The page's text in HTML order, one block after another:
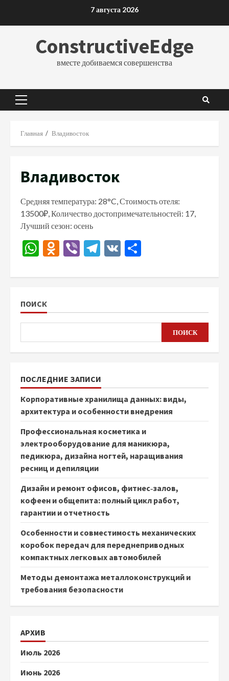
7 августа 2026
ConstructiveEdge
вместе добиваемся совершенства
Основное
Главная Владивосток
Владивосток
Средняя температура: 28°C, Стоимость отеля:
13500₽, Количество достопримечательностей: 17,
Лучший сезон: осень
WhatsApp
Odnoklassniki
ViberTelegram
VK
ПОИСК
ПОИСК
ПОСЛЕДНИЕ ЗАПИСИ
Корпоративные хранилища данных: виды,
архитектура и особенности внедрения
Профессиональная косметика и
электрооборудование для маникюра,
педикюра, дизайна ногтей, наращивания
ресниц и депиляции
Дизайн и ремонт офисов, фитнес‑залов,
кофеен и общепита: полный цикл работ,
гарантии и отчетность
Особенности и совместимость механических
коробок передач для переднеприводных
компактных легковых автомобилей
Методы демонтажа металлоконструкций и
требования безопасности
АРХИВ
Июль 2026
Июнь 2026